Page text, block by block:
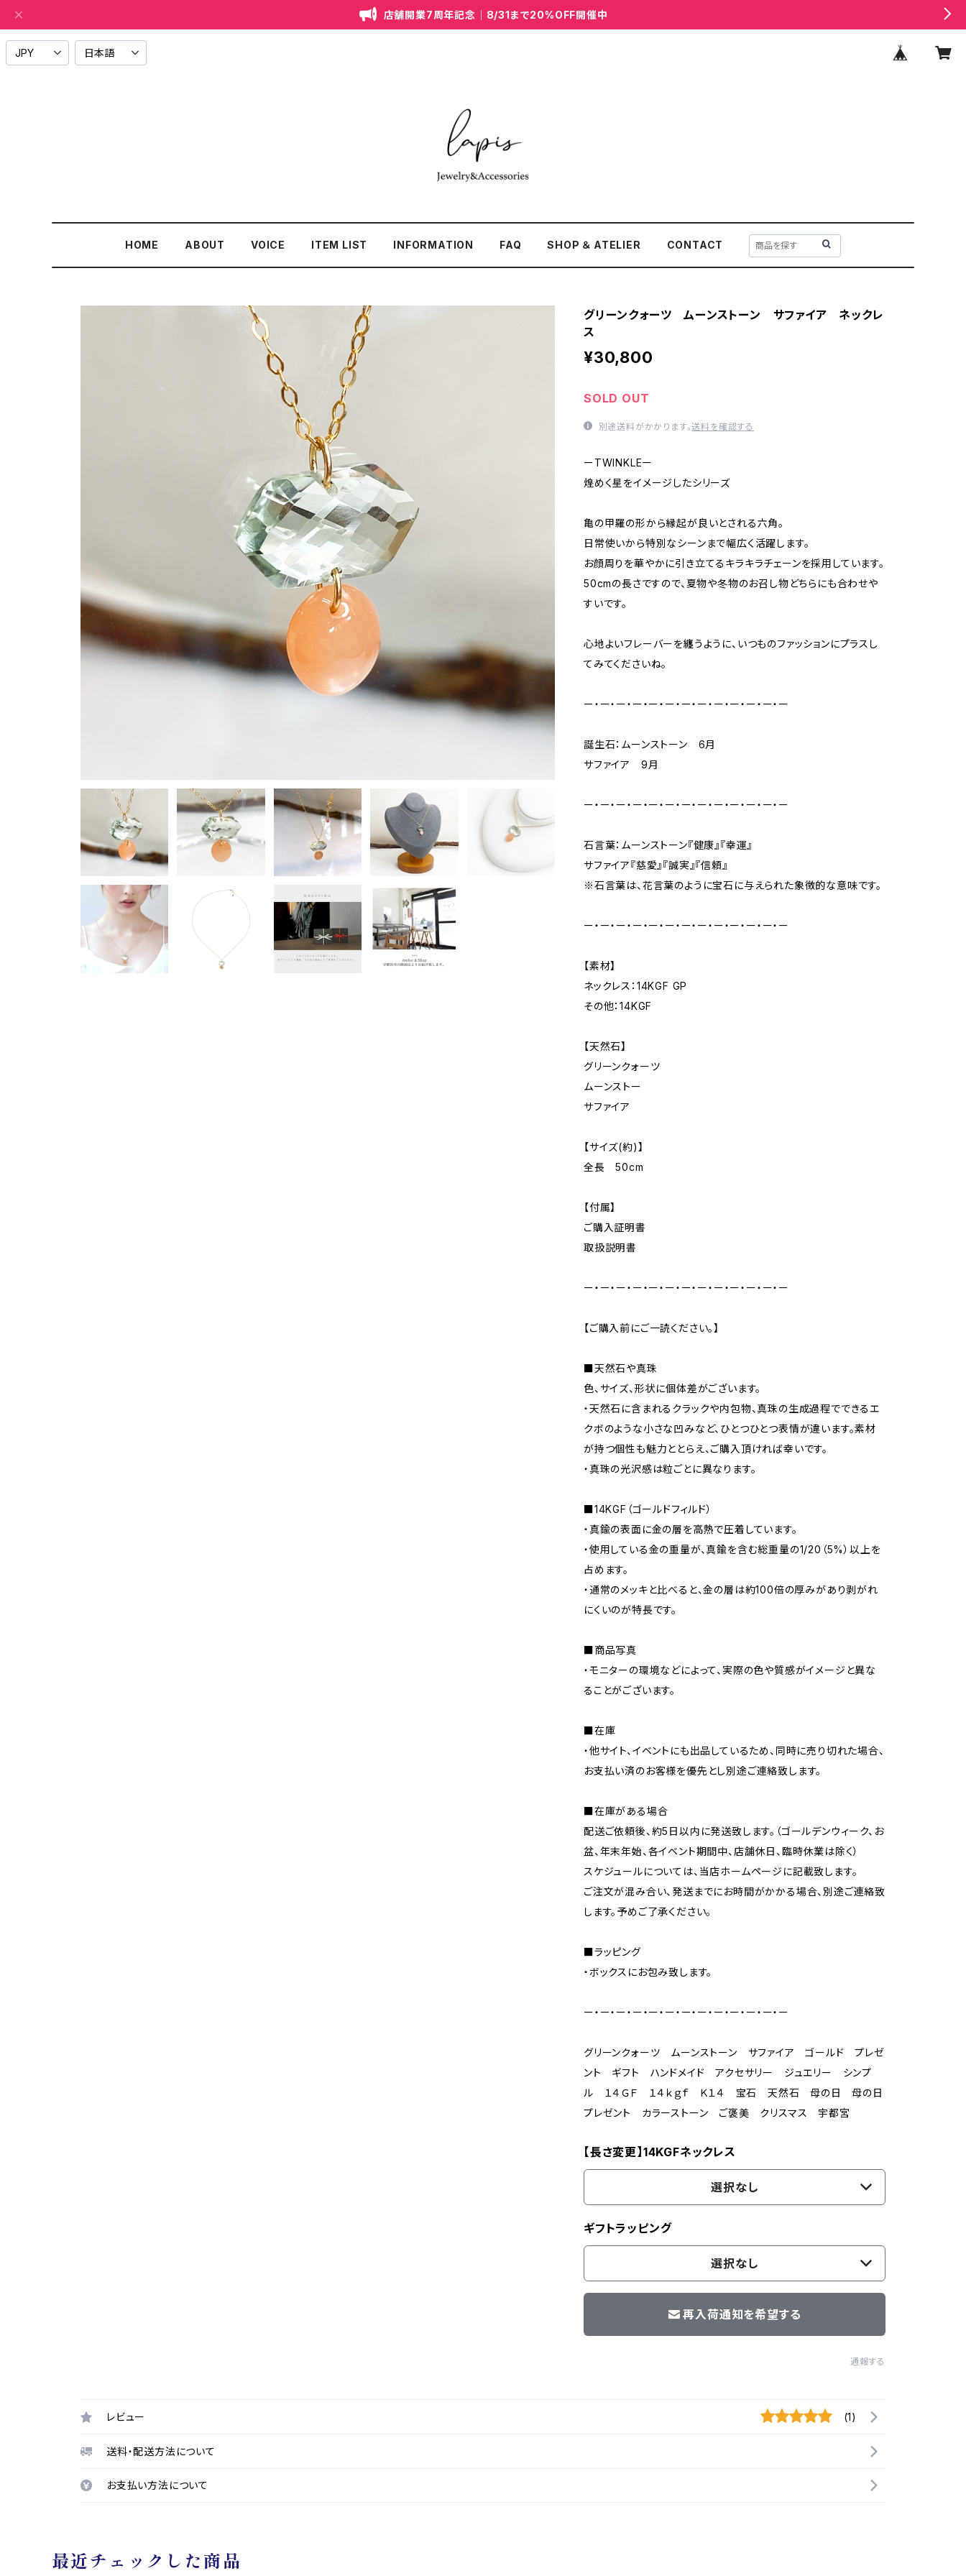
店舗開業7周年記念｜8/31まで20%OFF開催中
HOME ABOUT VOICE ITEM LIST INFORMATION FAQ SHOP ＆ ATELIER CONTACT
グリーンクォーツ ムーンストーン サファイア ネックレ
ス
¥30,800
SOLD OUT
別途送料がかかります。送料を確認する
ーTWINKLEー
煌めく星をイメージしたシリーズ
亀の甲羅の形から縁起が良いとされる六角。
日常使いから特別なシーンまで幅広く活躍します。
お顔周りを華やかに引き立てるキラキラチェーンを採用しています。
50cmの長さですので、夏物や冬物のお召し物どちらにも合わせや
すいです。
心地よいフレーバーを纏うように、いつものファッションにプラスし
てみてくださいね。
ー・ー・ー・ー・ー・ー・ー・ー・ー・ー・ー・ー・ー
誕生石：ムーンストーン 6月
サファイア 9月
ー・ー・ー・ー・ー・ー・ー・ー・ー・ー・ー・ー・ー
石言葉：ムーンストーン『健康』『幸運』
サファイア『慈愛』『誠実』『信頼』
※石言葉は、花言葉のように宝石に与えられた象徴的な意味です。
ー・ー・ー・ー・ー・ー・ー・ー・ー・ー・ー・ー・ー
【素材】
ネックレス：14KGF GP
その他：14KGF
【天然石】
グリーンクォーツ
ムーンストー
サファイア
【サイズ(約)】
全長 50cm
【付属】
ご購入証明書
取扱説明書
ー・ー・ー・ー・ー・ー・ー・ー・ー・ー・ー・ー・ー
【ご購入前にご一読ください。】
■天然石や真珠
色、サイズ、形状に個体差がございます。
・天然石に含まれるクラックや内包物、真珠の生成過程でできるエ
クボのような小さな凹みなど、ひとつひとつ表情が違います。素材
が持つ個性も魅力ととらえ、ご購入頂ければ幸いです。
・真珠の光沢感は粒ごとに異なります。
■14KGF（ゴールドフィルド）
・真鍮の表面に金の層を高熱で圧着しています。
・使用している金の重量が、真鍮を含む総重量の1/20（5%）以上を
占めます。
・通常のメッキと比べると、金の層は約100倍の厚みがあり剥がれ
にくいのが特長です。
■商品写真
・モニターの環境などによって、実際の色や質感がイメージと異な
ることがございます。
■在庫
・他サイト、イベントにも出品しているため、同時に売り切れた場合、
お支払い済のお客様を優先とし別途ご連絡致します。
■在庫がある場合
配送ご依頼後、約5日以内に発送致します。（ゴールデンウィーク、お
盆、年末年始、各イベント期間中、店舗休日、臨時休業は除く）
スケジュールについては、当店ホームページに記載致します。
ご注文が混み合い、発送までにお時間がかかる場合、別途ご連絡致
します。予めご了承ください。
■ラッピング
・ボックスにお包み致します。
ー・ー・ー・ー・ー・ー・ー・ー・ー・ー・ー・ー・ー
グリーンクォーツ ムーンストーン サファイア ゴールド プレゼ
ント ギフト ハンドメイド アクセサリー ジュエリー シンプ
ル １４ＧＦ １４ｋｇｆ Ｋ１４ 宝石 天然石 母の日 母の日
プレゼント カラーストーン ご褒美 クリスマス 宇都宮
【長さ変更】14KGFネックレス
選択なし
ギフトラッピング
選択なし
再入荷通知を希望する
通報する
レビュー (1)
送料・配送方法について
お支払い方法について
最近チェックした商品